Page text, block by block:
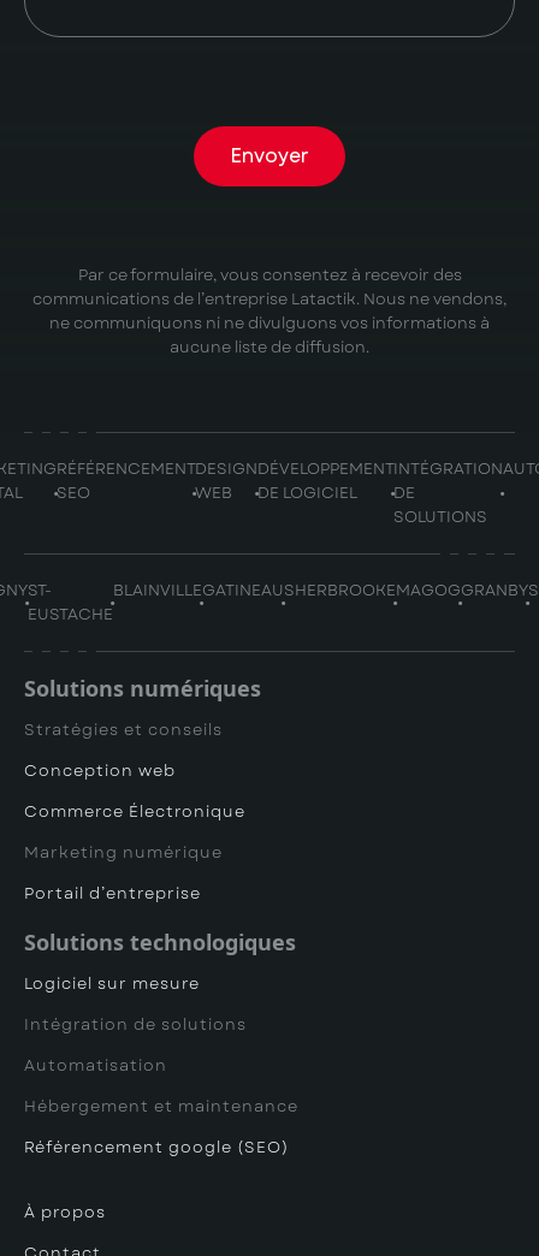
Envoyer
Par ce formulaire, vous consentez à recevoir des
communications de l’entreprise Latactik. Nous ne vendons,
ne communiquons ni ne divulguons vos informations à
aucune liste de diffusion.
RÉFÉRENCEMENT
SEO
DESIGN
WEB
DÉVELOPPEMENT
DE LOGICIEL
INTÉGRATION
DE
SOLUTIONS
ST-
EUSTACHE
BLAINVILLEGATINEAUSHERBROOKEMAGOGGRANBY
Solutions numériques
Stratégies et conseils
Conception web
Commerce Électronique
Marketing numérique
Portail d’entreprise
Solutions technologiques
Logiciel sur mesure
Intégration de solutions
Automatisation
Hébergement et maintenance
Référencement google (SEO)
À propos